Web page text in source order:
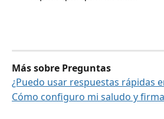
Más sobre Preguntas
¿Puedo usar respuestas rápidas
Cómo configuro mi saludo y